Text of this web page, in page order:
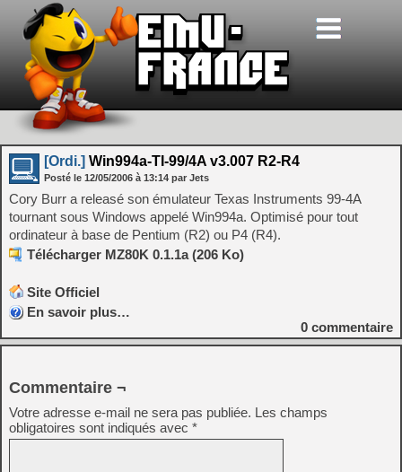
[Ordi.] Win994a-TI-99/4A v3.007 R2-R4
Posté le 12/05/2006 à 13:14 par Jets
Cory Burr a releasé son émulateur Texas Instruments 99-4A
tournant sous Windows appelé Win994a. Optimisé pour tout
ordinateur à base de Pentium (R2) ou P4 (R4).
Télécharger MZ80K 0.1.1a (206 Ko)
Site Officiel
En savoir plus…
0 commentaire
Commentaire ¬
Votre adresse e-mail ne sera pas publiée. Les champs
obligatoires sont indiqués avec *